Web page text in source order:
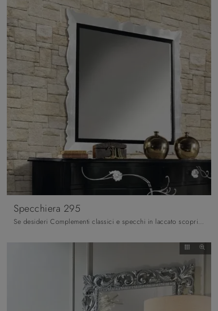
Specchiera 295
Se desideri Complementi classici e specchi in laccato scopri di più sul modello Specchiera 295 del marchio Fratelli Mirandola.